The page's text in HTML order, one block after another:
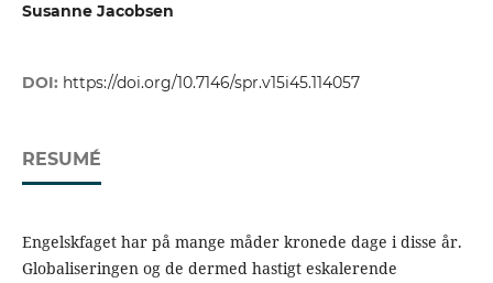
Susanne Jacobsen
DOI: https://doi.org/10.7146/spr.v15i45.114057
RESUMÉ
Engelskfaget har på mange måder kronede dage i disse år.
Globaliseringen og de dermed hastigt eskalerende